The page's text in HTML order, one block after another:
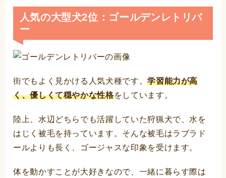
人気の大型犬2位：ゴールデンレトリバ
ー
街でもよく見かける人気犬種です。学習能力が高
く、優しくて穏やかな性格をしています。
陸上、水辺どちらでも活躍していた狩猟犬で、水を
はじく被毛を持っています。そんな被毛はラブラド
ールよりも長く、ゴージャスな印象を受けます。
体を動かすことが大好きなので、一緒に暮らす際は